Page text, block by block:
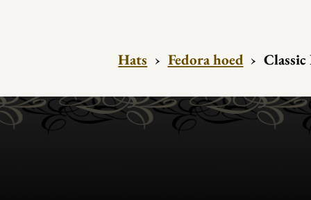
Hats › Fedora hoed ›